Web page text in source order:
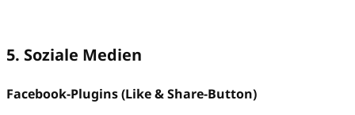
5. Soziale Medien
Facebook-Plugins (Like & Share-Button)